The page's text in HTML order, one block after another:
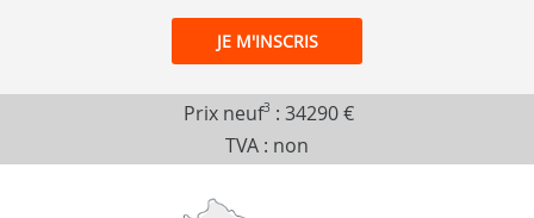
JE M'INSCRIS
Prix neuf3 : 34290 €
TVA : non